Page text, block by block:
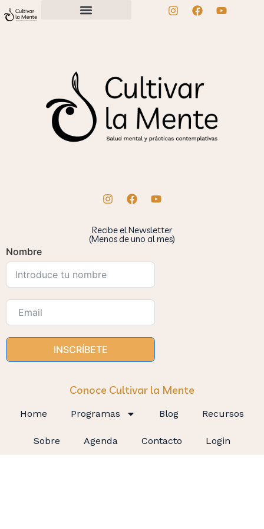
Recibe el Newsletter
(Menos de uno al mes)
Nombre
INSCRÍBETE
Conoce Cultivar la Mente
Home Programas Blog Recursos
Sobre Agenda Contacto Login